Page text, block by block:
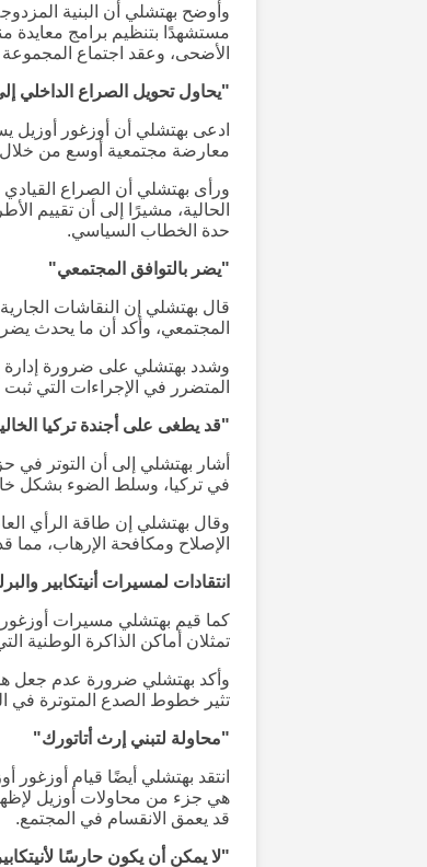
وأوضح بهتشلي أن البنية
مستشهدًا بتنظيم برامج معايدة
الأضحى، وعقد اجتماع
"يحاول تحويل الصراع الداخلي
ادعى بهتشلي أن أوزغور
معارضة مجتمعية أوسع من
ورأى بهتشلي أن الصراع
الحالية، مشيرًا إلى أن تقييم
حدة الخطاب السياسي.
"يضر بالتوافق المجتمعي"
قال بهتشلي إن النقاشات
المجتمعي، وأكد أن ما يحدث
وشدد بهتشلي على ضرورة إدارة
المتضرر في الإجراءات التي ثبت
"قد يطغى على أجندة تركيا
أشار بهتشلي إلى أن التوتر في
في تركيا، وسلط الضوء بشكل
وقال بهتشلي إن طاقة الرأي
الإصلاح ومكافحة الإرهاب،
انتقادات لمسيرات أنيتكابير
كما قيم بهتشلي مسيرات أوزغور
تمثلان أماكن الذاكرة الوطنية
وأكد بهتشلي ضرورة عدم جعل
تثير خطوط الصدع المتوترة في
"محاولة لتبني إرث أتاتورك"
انتقد بهتشلي أيضًا قيام أوزغور
هي جزء من محاولات أوزيل
قد يعمق الانقسام في المجتمع.
"لا يمكن أن يكون حارسًا